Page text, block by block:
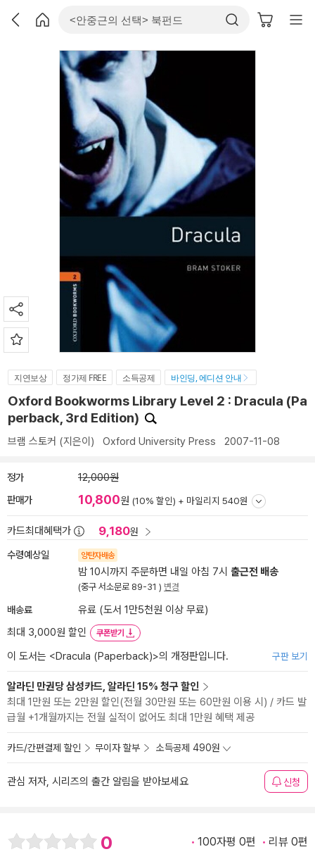
지연보상 정가제 FREE 소득공제 바인딩, 에디션 안내
Oxford Bookworms Library Level 2 : Dracula (Pa
perback, 3rd Edition)
브램 스토커 (지은이) Oxford University Press 2007-11-08
정가 12,000원
판매가 10,800원 (10% 할인) + 마일리지 540원
카드최대혜택가 9,180원
수령예상일 양탄자배송
밤 10시까지 주문하면 내일 아침 7시 출근전 배송
(중구 서소문로 89-31 ) 변경
배송료
유료 (도서 1만5천원 이상 무료)
최대 3,000원 할인
쿠폰받기
이 도서는 <Dracula (Paperback)>의 개정판입니다. 구판 보기
알라딘 만권당 삼성카드, 알라딘 15% 청구 할인
최대 1만원 또는 2만원 할인(전월 30만원 또는 60만원 이용 시) / 카드 발
급월 +1개월까지는 전월 실적이 없어도 최대 1만원 혜택 제공
카드/간편결제 할인 무이자 할부 소득공제 490원
관심 저자, 시리즈의 출간 알림을 받아보세요 신청
0 100자평 0편 리뷰 0편